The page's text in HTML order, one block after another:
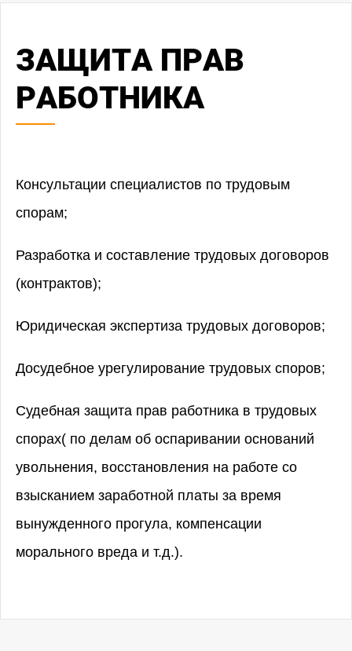
ЗАЩИТА ПРАВ
РАБОТНИКА
Консультации специалистов по трудовым
спорам;
Разработка и составление трудовых договоров
(контрактов);
Юридическая экспертиза трудовых договоров;
Досудебное урегулирование трудовых споров;
Судебная защита прав работника в трудовых
спорах( по делам об оспаривании оснований
увольнения, восстановления на работе со
взысканием заработной платы за время
вынужденного прогула, компенсации
морального вреда и т.д.).